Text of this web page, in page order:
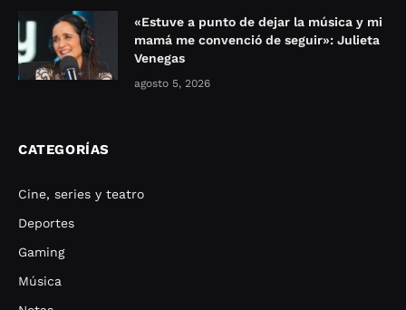
«Estuve a punto de dejar la música y mi
mamá me convenció de seguir»: Julieta
Venegas
agosto 5, 2026
CATEGORÍAS
Cine, series y teatro
Deportes
Gaming
Música